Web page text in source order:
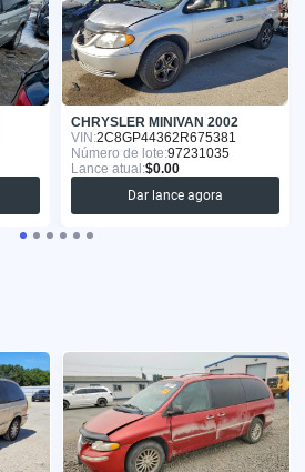
CHRYSLER MINIVAN 2002
VIN:2C8GP44362R675381
Número de lote:97231035
Lance atual:$0.00
Dar lance agora